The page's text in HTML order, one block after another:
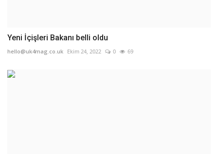
Yeni İçişleri Bakanı belli oldu
hello@uk4mag.co.uk Ekim 24, 2022 0 69